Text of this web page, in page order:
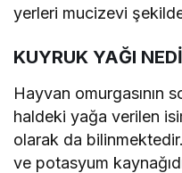
yerleri mucizevi
KUYRUK YAĞI
Hayvan omurgasının
haldeki yağa verilen
olarak da
ve potasyum